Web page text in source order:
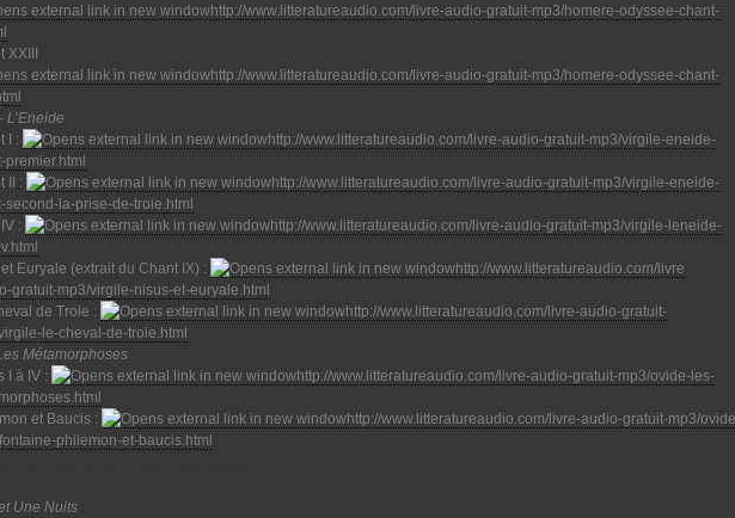
http://www.litteratureaudio.com/livre-audio-gratuit-mp3/homere-odyssee-chant-
XXIII
http://www.litteratureaudio.com/livre-audio-gratuit-mp3/homere-odyssee-chant-
L’Eneide
I :
http://www.litteratureaudio.com/livre-audio-gratuit-mp3/virgile-eneide-
premier.html
II :
http://www.litteratureaudio.com/livre-audio-gratuit-mp3/virgile-eneide-
second-la-prise-de-troie.html
:
http://www.litteratureaudio.com/livre-audio-gratuit-mp3/virgile-leneide-
Euryale (extrait du Chant IX) :
http://www.litteratureaudio.com/livre
gratuit-mp3/virgile-nisus-et-euryale.html
de Troie :
http://www.litteratureaudio.com/livre-audio-gratuit-
le-cheval-de-troie.html
Métamorphoses
I à IV :
http://www.litteratureaudio.com/livre-audio-gratuit-mp3/ovide-les-
et Baucis :
http://www.litteratureaudio.com/livre-audio-gratuit-mp3/
philemon-et-baucis.html
Une Nuits